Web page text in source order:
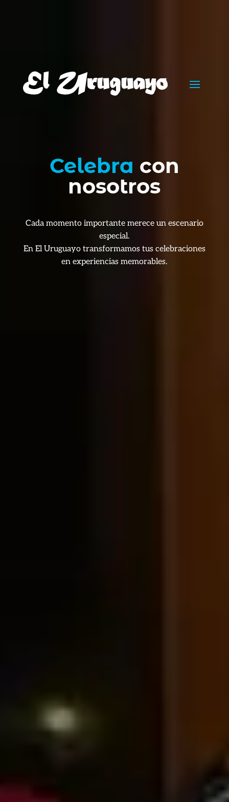
Celebra con
nosotros
Cada momento importante merece un escenario
especial.
En El Uruguayo transformamos tus celebraciones
en experiencias memorables.